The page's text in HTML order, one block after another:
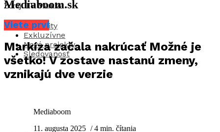
Mediaboom.sk
Aktuality
Exkluzívne
Nové projekty
Sledovanosť
Zdroj: TV Markíza
Viete prví
Markíza začala nakrúcať Možné je
všetko! V zostave nastanú zmeny,
vznikajú dve verzie
Mediaboom
11. augusta 2025 / 4 min. čítania